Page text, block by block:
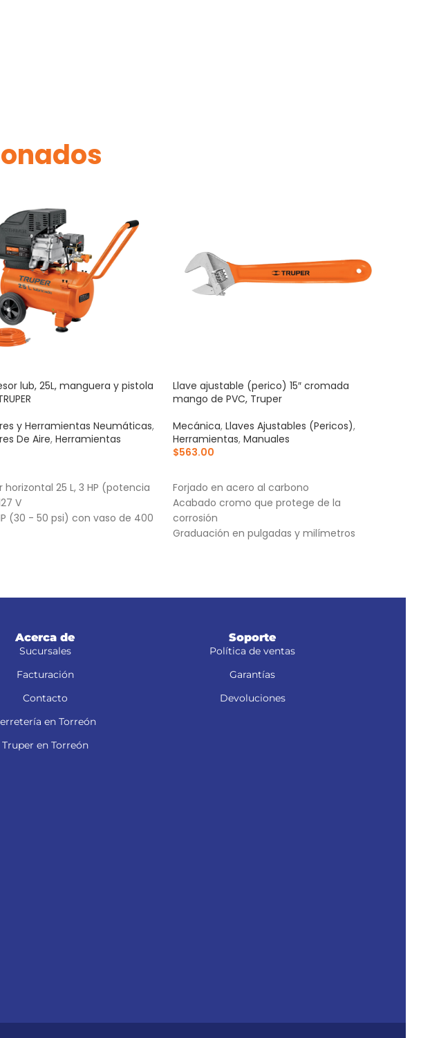
lub, 25L, manguera y pistola
y Herramientas Neumáticas,
De Aire, Herramientas
horizontal 25 L, 3 HP (potencia
V
(30 - 50 psi) con vaso de 400
Llave ajustable (perico) 15″ cromada
mango de PVC, Truper
Mecánica, Llaves Ajustables (Pericos),
Herramientas, Manuales
$563.00
Forjado en acero al carbono
Acabado cromo que protege de la
corrosión
Graduación en pulgadas y milímetros
Acerca de
Sucursales
Facturación
Contacto
en Torreón
Truper en Torreón
Soporte
Política de ventas
Garantías
Devoluciones